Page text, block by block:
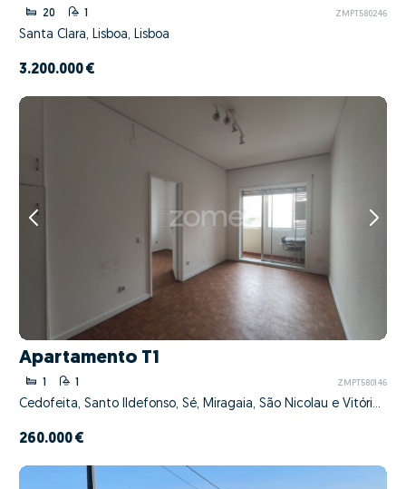
20 1 ZMPT580246
Santa Clara, Lisboa, Lisboa
3.200.000 €
Apartamento T1
1 1 ZMPT580146
Cedofeita, Santo Ildefonso, Sé, Miragaia, São Nicolau e Vitória, Porto, Porto
260.000 €